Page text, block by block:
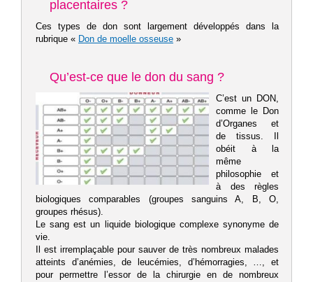
placentaires ?
Ces types de don sont largement développés dans la
rubrique « Don de moelle osseuse »
Qu’est-ce que le don du sang ?
C’est un DON,
comme le Don
d’Organes et
de tissus. Il
obéit à la
même
philosophie et
à des règles
biologiques comparables (groupes sanguins A, B, O,
groupes rhésus).
Le sang est un liquide biologique complexe synonyme de
vie.
Il est irremplaçable pour sauver de très nombreux malades
atteints d’anémies, de leucémies, d’hémorragies, …, et
pour permettre l’essor de la chirurgie en de nombreux